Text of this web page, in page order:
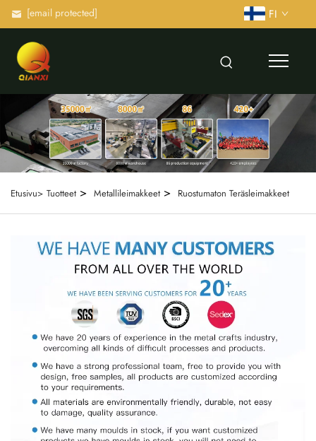
[email protected] FI
Etusivu> Tuotteet > Metallileimakkeet > Ruostumaton Teräsleimakkeet